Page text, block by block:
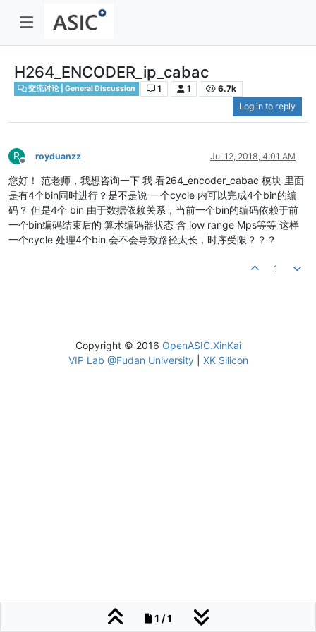
H264_ENCODER_ip_cabac
交流讨论 | General Discussion 1 1
6.7k
Log in to reply
R
Offline
royduanzz Jul 12, 2018, 4:01 AM
您好！ 范老师，我想咨询一下 我 看264_encoder_cabac 模块 里面
是有4个bin同时进行？是不是说 一个cycle 内可以完成4个bin的编
码？ 但是4个 bin 由于数据依赖关系，当前一个bin的编码依赖于前
一个bin编码结束后的 算术编码器状态 含 low range Mps等等 这样
一个cycle 处理4个bin 会不会导致路径太长，时序受限？？？
1
1 / 1
Copyright © 2016 OpenASIC.XinKai
VIP Lab @Fudan University| XK Silicon